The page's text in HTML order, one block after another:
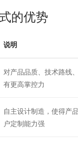
的优势
说明
对产品品质、技术路线
有更高掌控力
自主设计制造，使得产
户定制能力强